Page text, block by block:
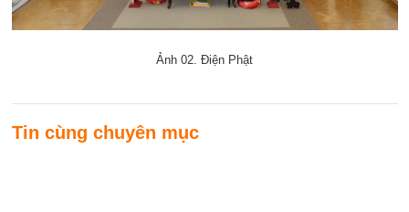
Ảnh 02. Điện Phật
Tin cùng chuyên mục